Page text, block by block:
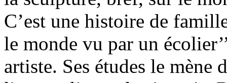
C’est une histoire de
le monde vu par un
artiste. Ses études le mène